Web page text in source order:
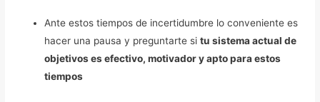
Ante estos tiempos de incertidumbre lo conveniente es
hacer una pausa y preguntarte situ sistema actual de
objetivos es efectivo, motivador y apto para estos
tiempos